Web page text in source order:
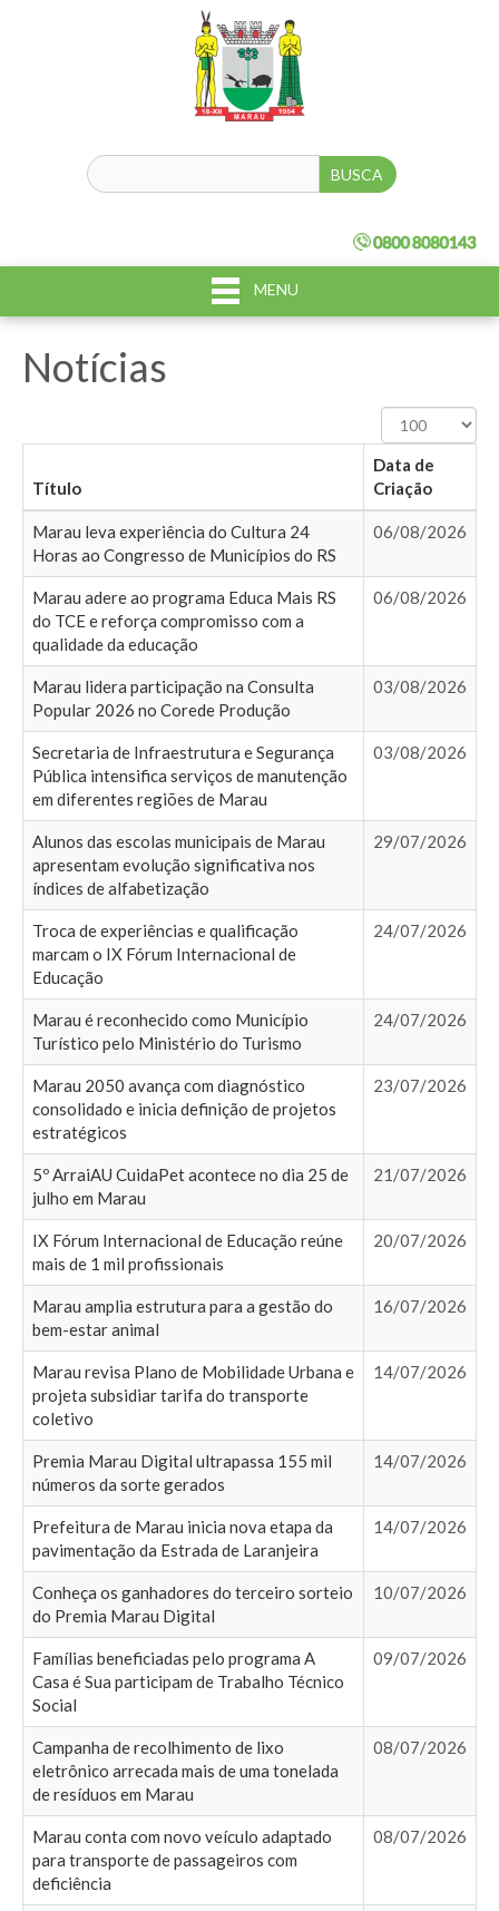
MENU
Notícias
Exibir
#
Título
Data de
Criação
Marau leva experiência do Cultura 24
Horas ao Congresso de Municípios do RS
06/08/2026
Marau adere ao programa Educa Mais RS
do TCE e reforça compromisso com a
qualidade da educação
06/08/2026
Marau lidera participação na Consulta
Popular 2026 no Corede Produção
03/08/2026
Secretaria de Infraestrutura e Segurança
Pública intensifica serviços de manutenção
em diferentes regiões de Marau
03/08/2026
Alunos das escolas municipais de Marau
apresentam evolução significativa nos
índices de alfabetização
29/07/2026
Troca de experiências e qualificação
marcam o IX Fórum Internacional de
Educação
24/07/2026
Marau é reconhecido como Município
Turístico pelo Ministério do Turismo
24/07/2026
Marau 2050 avança com diagnóstico
consolidado e inicia definição de projetos
estratégicos
23/07/2026
5º ArraiAU CuidaPet acontece no dia 25 de
julho em Marau
21/07/2026
IX Fórum Internacional de Educação reúne
mais de 1 mil profissionais
20/07/2026
Marau amplia estrutura para a gestão do
bem-estar animal
16/07/2026
Marau revisa Plano de Mobilidade Urbana e
projeta subsidiar tarifa do transporte
coletivo
14/07/2026
Premia Marau Digital ultrapassa 155 mil
números da sorte gerados
14/07/2026
Prefeitura de Marau inicia nova etapa da
pavimentação da Estrada de Laranjeira
14/07/2026
Conheça os ganhadores do terceiro sorteio
do Premia Marau Digital
10/07/2026
Famílias beneficiadas pelo programa A
Casa é Sua participam de Trabalho Técnico
Social
09/07/2026
Campanha de recolhimento de lixo
eletrônico arrecada mais de uma tonelada
de resíduos em Marau
08/07/2026
Marau conta com novo veículo adaptado
para transporte de passageiros com
deficiência
08/07/2026